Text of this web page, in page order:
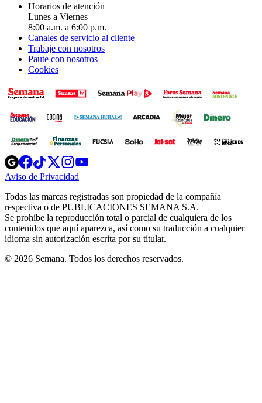
Horarios de atención
Lunes a Viernes
8:00 a.m. a 6:00 p.m.
Canales de servicio al cliente
Trabaje con nosotros
Paute con nosotros
Cookies
Opens
in
new
Opens
in
new
Opens
in
new
window
Opens
new
windowwindow
Aviso de Privacidad
new
window
Todas las marcas registradas son propiedad de la compañía
respectiva o de PUBLICACIONES SEMANA S.A.
Se prohíbe la reproducción total o parcial de cualquiera de los
contenidos que aquí aparezca, así como su traducción a cualquier
idioma sin autorización escrita por su titular.
© 2026 Semana. Todos los derechos reservados.